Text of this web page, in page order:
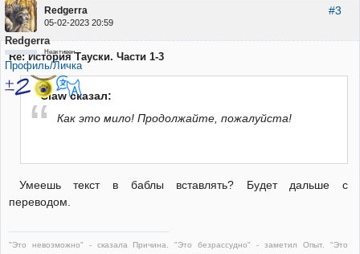
#3
Redgerra
05-02-2023 20:59
Redgerra
Неактивен
Профиль/Личка
Re: История Тауски. Части 1-3
Claw сказал:
Как это мило! Продолжайте, пожалуйста!
Умеешь текст в баблы вставлять? Будет дальше с
переводом.
"Это невозможно" - сказала Причина. "Это безрассудно" - заметил Опыт. "Это